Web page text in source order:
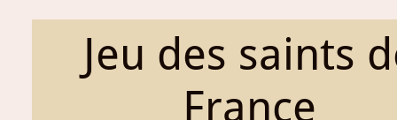
Jeu des saints
France